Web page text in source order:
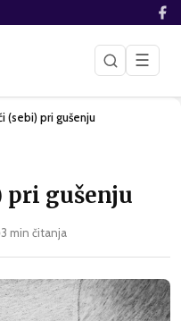
☰
(sebi) pri gušenju
pri gušenju
3 min čitanja